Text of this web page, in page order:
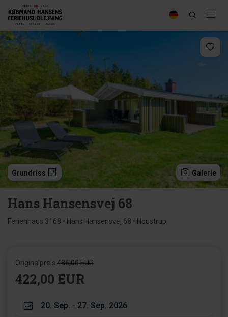
Grundriss Galerie
Hans Hansensvej 68
Ferienhaus 3168 • Hans Hansensvej 68 • Houstrup
Originalpreis 486,00 EUR
422,00 EUR